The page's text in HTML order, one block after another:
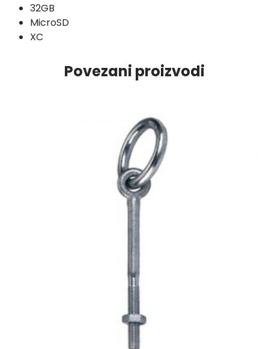
32GB
MicroSD
XC
Povezani proizvodi